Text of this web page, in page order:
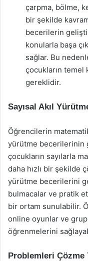
çarpma, bölme,
bir şekilde
becerilerin
konularla başa
sağlar. Bu
çocukların temel
gereklidir.
Sayısal Akıl
Öğrencilerin
yürütme becerilerinin
çocukların sayılarla
daha hızlı bir şekilde
yürütme becerilerini
bulmacalar ve pratik
bir ortam sunulabilir.
online oyunlar ve
öğrenmelerini
Problemleri